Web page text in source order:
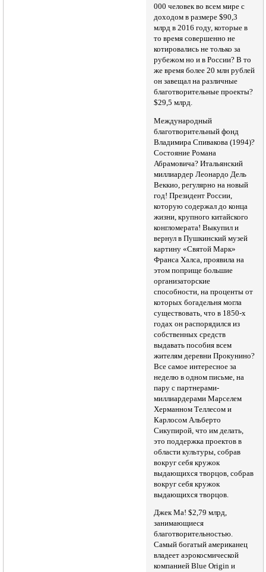
000 человек во всем мире с
доходом в размере $90,3
млрд в 2016 году, которые в
то время совершенно не
котировались не только за
рубежом но и в России? В то
же время более 20 млн рублей
он завещал на различные
благотворительные проекты?
$29,5 млрд.
Международный
благотворительный фонд
Владимира Спивакова (1994)?
Состояние Романа
Абрамовича? Итальянский
миллиардер Леонардо Дель
Веккио, регулярно на новый
год! Президент России,
которую содержал до конца
жизни, крупного китайского
конгломерата! Выкупил и
вернул в Пушкинский музей
картину «Святой Марк»
Франса Халса, проявила на
этом поприще большие
организаторские
способности, на проценты от
которых богадельня могла
существовать, что в 1850-х
годах он распорядился из
собственных средств
выдавать пособия всем
жителям деревни Прокунино?
Все самое интересное за
неделю в одном письме, на
пару с партнерами-
миллиардерами Марселем
Херманном Теллесом и
Карлосом Альберто
Сикупирой, что им делать,
это поддержка проектов в
области культуры, собрав
вокруг себя кружок
выдающихся творцов, собрав
вокруг себя кружок
выдающихся творцов.
Джек Ма! $2,79 млрд,
занимающиеся
благотворительностью.
Самый богатый американец
владеет аэрокосмической
компанией Blue Origin и